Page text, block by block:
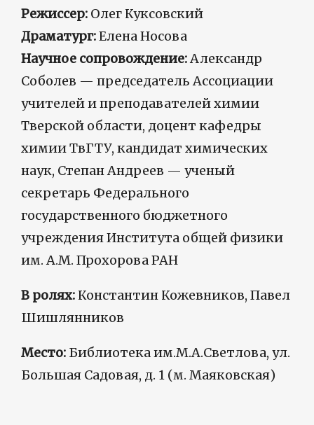
Режиссер: Олег Куксовский
Драматург:Елена Носова
Научное сопровождение:Александр
Соболев — председатель Ассоциации
учителей и преподавателей химии
Тверской области, доцент кафедры
химии ТвГТУ, кандидат химических
наук, Степан Андреев — ученый
секретарь Федерального
государственного бюджетного
учреждения Института общей физики
им. А.М. Прохорова РАН
В ролях: Константин Кожевников, Павел
Шишлянников
Место: Библиотека им.М.А.Светлова, ул.
Большая Садовая, д. 1 (м. Маяковская)